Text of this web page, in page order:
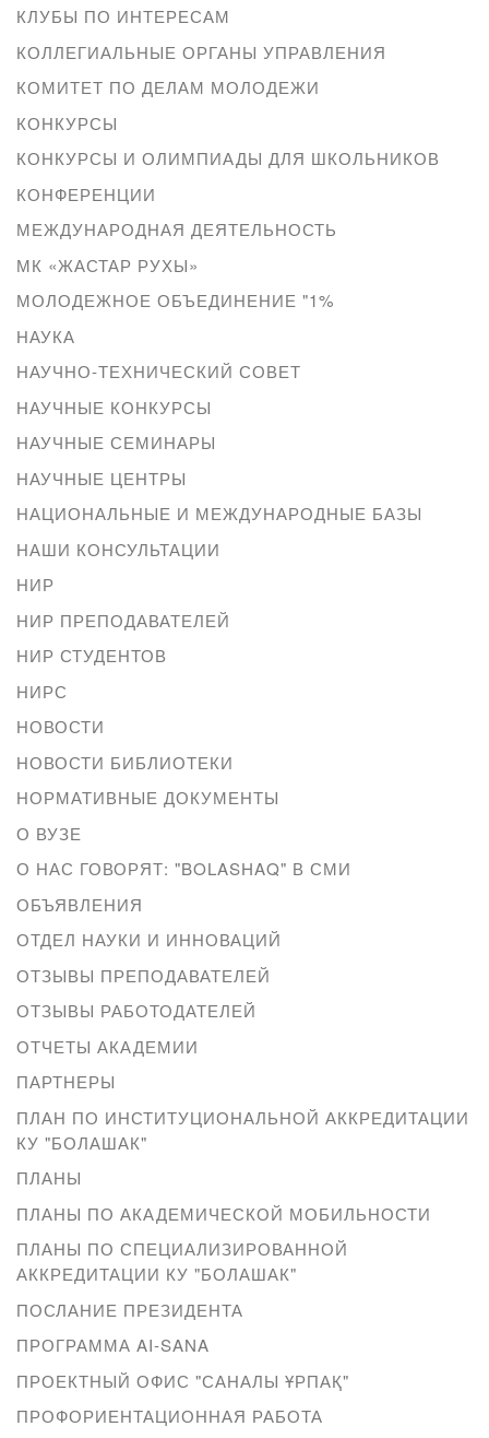
КЛУБЫ ПО ИНТЕРЕСАМ
КОЛЛЕГИАЛЬНЫЕ ОРГАНЫ УПРАВЛЕНИЯ
КОМИТЕТ ПО ДЕЛАМ МОЛОДЕЖИ
КОНКУРСЫ
КОНКУРСЫ И ОЛИМПИАДЫ ДЛЯ ШКОЛЬНИКОВ
КОНФЕРЕНЦИИ
МЕЖДУНАРОДНАЯ ДЕЯТЕЛЬНОСТЬ
МК «ЖАСТАР РУХЫ»
МОЛОДЕЖНОЕ ОБЪЕДИНЕНИЕ "1%
НАУКА
НАУЧНО-ТЕХНИЧЕСКИЙ СОВЕТ
НАУЧНЫЕ КОНКУРСЫ
НАУЧНЫЕ СЕМИНАРЫ
НАУЧНЫЕ ЦЕНТРЫ
НАЦИОНАЛЬНЫЕ И МЕЖДУНАРОДНЫЕ БАЗЫ
НАШИ КОНСУЛЬТАЦИИ
НИР
НИР ПРЕПОДАВАТЕЛЕЙ
НИР СТУДЕНТОВ
НИРС
НОВОСТИ
НОВОСТИ БИБЛИОТЕКИ
НОРМАТИВНЫЕ ДОКУМЕНТЫ
О ВУЗЕ
О НАС ГОВОРЯТ: "BOLASHAQ" В СМИ
ОБЪЯВЛЕНИЯ
ОТДЕЛ НАУКИ И ИННОВАЦИЙ
ОТЗЫВЫ ПРЕПОДАВАТЕЛЕЙ
ОТЗЫВЫ РАБОТОДАТЕЛЕЙ
ОТЧЕТЫ АКАДЕМИИ
ПАРТНЕРЫ
ПЛАН ПО ИНСТИТУЦИОНАЛЬНОЙ АККРЕДИТАЦИИ
КУ "БОЛАШАК"
ПЛАНЫ
ПЛАНЫ ПО АКАДЕМИЧЕСКОЙ МОБИЛЬНОСТИ
ПЛАНЫ ПО СПЕЦИАЛИЗИРОВАННОЙ
АККРЕДИТАЦИИ КУ "БОЛАШАК"
ПОСЛАНИЕ ПРЕЗИДЕНТА
ПРОГРАММА AI-SANA
ПРОЕКТНЫЙ ОФИС "САНАЛЫ ҰРПАҚ"
ПРОФОРИЕНТАЦИОННАЯ РАБОТА